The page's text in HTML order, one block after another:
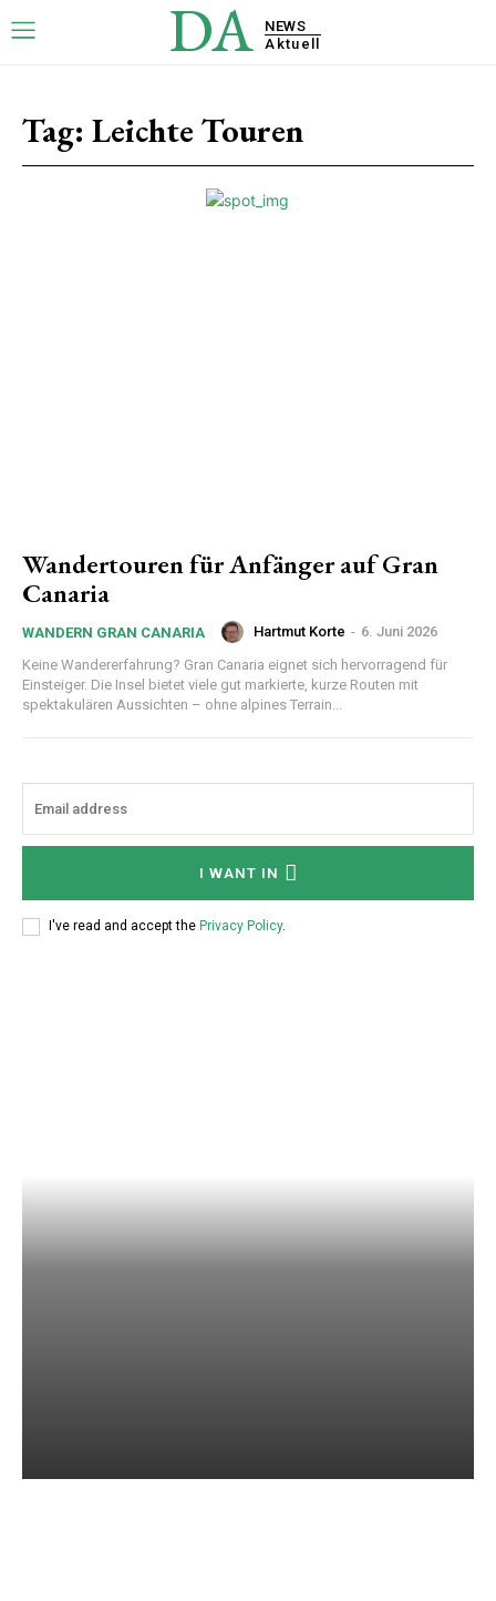
DA
NEWS
Aktuell
Tag: Leichte Touren
Wandertouren für Anfänger auf Gran
Canaria
WANDERN GRAN CANARIA Hartmut Korte - 6. Juni 2026
Keine Wandererfahrung? Gran Canaria eignet sich hervorragend für
Einsteiger. Die Insel bietet viele gut markierte, kurze Routen mit
spektakulären Aussichten – ohne alpines Terrain...
I WANT IN
I've read and accept the Privacy Policy.